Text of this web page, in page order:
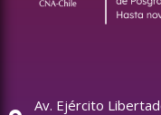
Av. Ejército